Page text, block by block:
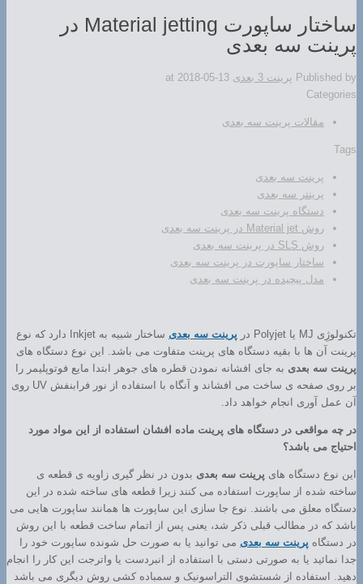
ساختار ساپورت Material jetting در
پرینت سه بعدی
Published by پرینت 3 بعدی at 2018-05-13
Categories
مقالات پرینت سه بعدی
Tags
پرینت سه بعدی
پرینتر سه بعدی
دستگاه پرینت سه بعدی
روش Material jet در پرینت سه بعدی
روش SLS در پرینت سه بعدی
ساختار ساپورت در پرینت سه بعدی
مدل پیچیده در پرینت سه بعدی
تکنولوژِی MJ یا Polyjet در پرینت سه بعدی
ساختار شبیه به Inkjet دارد که نوع
پرینت آن ها با بقیه دستگاه های پرینت متفاوت می باشد. این نوع دستگاه های
پرینت سه بعدی به جای افشانه نمودن قطره های جوهر ابتدا مایع فوتوپلیمر را
بر روی صفحه ی ساخت می افشاند و آنگاه با استفاده از نور فرابنفش UV روی
آن عمل آوری انجام خواهد داد.
در چه مواقعی در دستگاه های پرینت ماده افشان استفاده از این مواد مورد
احتیاج می باشد؟
این نوع دستگاه های پرینت سه بعدی بدون در نظر گیری زاویه ی قطعه ی
ساخته شده از ساپورت استفاده می کنند زیرا قطعه های ساخته شده در این
دستگاه معلق می باشند. نوع جا سازی این ساپورت ها همانند ساپورت هایی می
باشد که در مطالب قبلی ذکر شد، یعنی پس از اتمام ساخت قطعه با این روش
در دستگاه پرینت سه بعدی می توانید یا به صورت حل شونده ساپورت خود را
جدا نمائید یا به صورتی دستی با استفاده از انبردست یا واترجت این کار را انجام
دهید. استفاده از شستشوی التراسونیک و سمباده کشی روش دیگری می باشد